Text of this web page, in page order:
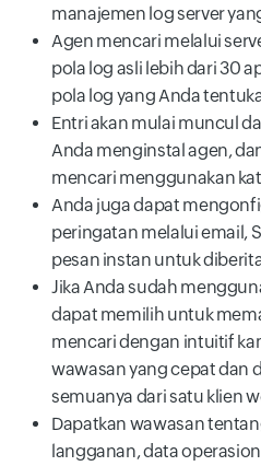
manajemen log server
Agen mencari melalui
pola log asli lebih dari 30
pola log yang Anda
Entri akan mulai muncul
Anda menginstal agen,
mencari menggunakan
Anda juga dapat
peringatan melalui email,
pesan instan untuk
Jika Anda sudah
dapat memilih untuk
mencari dengan intuitif
wawasan yang cepat dan
semuanya dari satu klien
Dapatkan wawasan
langganan, data